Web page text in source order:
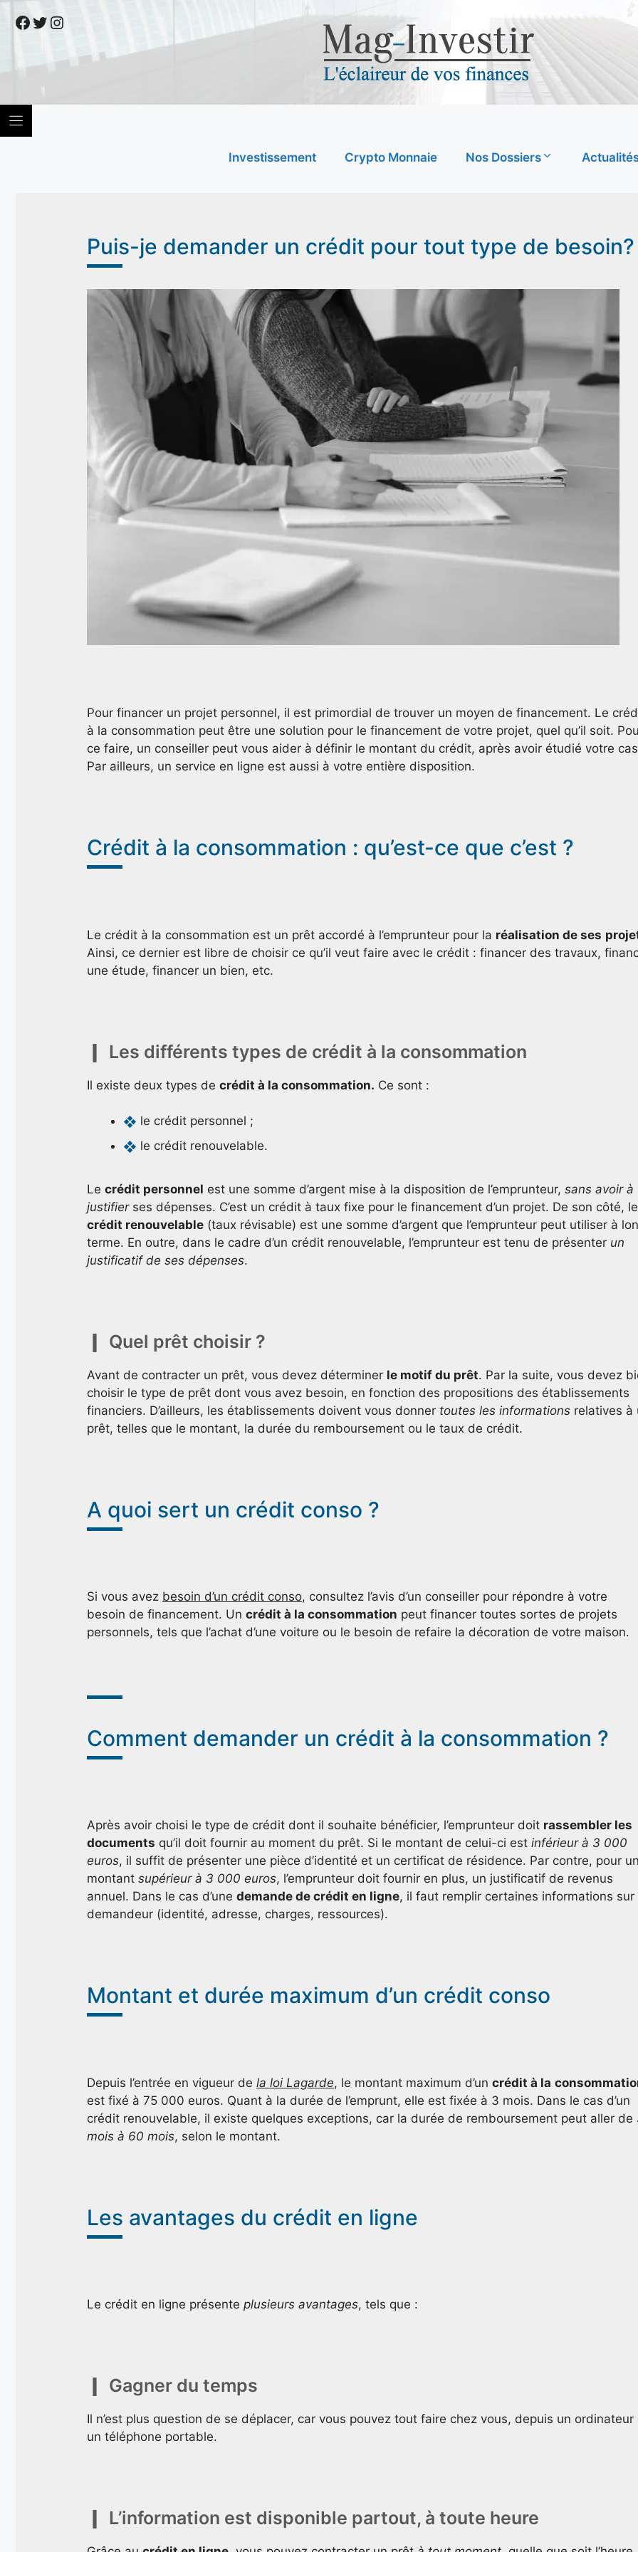
Facebook
Twitter
Instagram
Investissement Crypto Monnaie Nos Dossiers
Puis-je demander un crédit pour tout type de besoin?
Pour financer un projet personnel, il est primordial de trouver un moyen de financement. Le
à la consommation peut être une solution pour le financement de votre projet, quel qu’il soit.
ce faire, un conseiller peut vous aider à définir le montant du crédit, après avoir étudié votre
Par ailleurs, un service en ligne est aussi à votre entière disposition.
Crédit à la consommation : qu’est-ce que c’est ?
Le crédit à la consommation est un prêt accordé à l’emprunteur pour la réalisation de ses
Ainsi, ce dernier est libre de choisir ce qu’il veut faire avec le crédit : financer des travaux,
une étude, financer un bien, etc.
Les différents types de crédit à la consommation
Il existe deux types de crédit à la consommation. Ce sont :
le crédit personnel ;
le crédit renouvelable.
Le crédit personnel est une somme d’argent mise à la disposition de l’emprunteur, sans avoir à
justifierses dépenses. C’est un crédit à taux fixe pour le financement d’un projet. De son côté, le
crédit renouvelable (taux révisable) est une somme d’argent que l’emprunteur peut utiliser à
terme. En outre, dans le cadre d’un crédit renouvelable, l’emprunteur est tenu de présenter un
justificatif de ses dépenses.
Quel prêt choisir ?
Avant de contracter un prêt, vous devez déterminer le motif du prêt. Par la suite, vous devez
choisir le type de prêt dont vous avez besoin, en fonction des propositions des établissements
financiers. D’ailleurs, les établissements doivent vous donner toutes les informations relatives à
prêt, telles que le montant, la durée du remboursement ou le taux de crédit.
A quoi sert un crédit conso ?
Si vous avez besoin d’un crédit conso, consultez l’avis d’un conseiller pour répondre à votre
besoin de financement. Un crédit à la consommation peut financer toutes sortes de projets
personnels, tels que l’achat d’une voiture ou le besoin de refaire la décoration de votre maison.
Comment demander un crédit à la consommation ?
Après avoir choisi le type de crédit dont il souhaite bénéficier, l’emprunteur doit rassembler les
documents qu’il doit fournir au moment du prêt. Si le montant de celui-ci est inférieur à 3 000
euros, il suffit de présenter une pièce d’identité et un certificat de résidence. Par contre, pour
montant supérieur à 3 000 euros, l’emprunteur doit fournir en plus, un justificatif de revenus
annuel. Dans le cas d’une demande de crédit en ligne, il faut remplir certaines informations sur
demandeur (identité, adresse, charges, ressources).
Montant et durée maximum d’un crédit conso
Depuis l’entrée en vigueur de la loi Lagarde, le montant maximum d’un crédit à la
est fixé à 75 000 euros. Quant à la durée de l’emprunt, elle est fixée à 3 mois. Dans le cas d’un
crédit renouvelable, il existe quelques exceptions, car la durée de remboursement peut aller de
mois à 60 mois, selon le montant.
Les avantages du crédit en ligne
Le crédit en ligne présente plusieurs avantages, tels que :
Gagner du temps
Il n’est plus question de se déplacer, car vous pouvez tout faire chez vous, depuis un ordinateur
un téléphone portable.
L’information est disponible partout, à toute heure